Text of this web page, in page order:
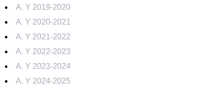
A. Y 2019-2020
A. Y 2020-2021
A. Y 2021-2022
A. Y 2022-2023
A. Y 2023-2024
A. Y 2024-2025